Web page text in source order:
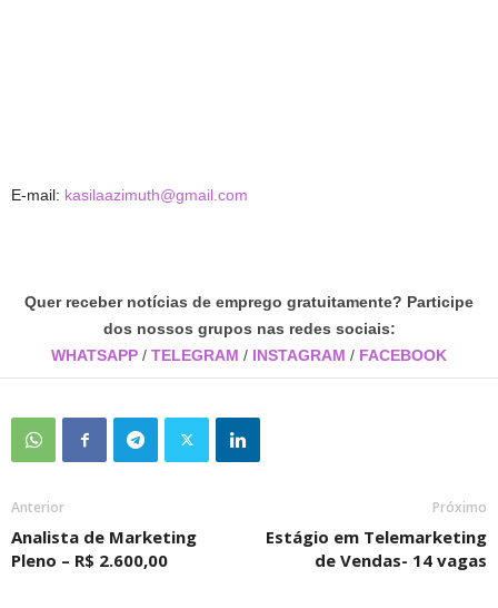
E-mail: kasilaazimuth@gmail.com
Quer receber notícias de emprego gratuitamente? Participe
dos nossos grupos nas redes sociais:
WHATSAPP / TELEGRAM / INSTAGRAM / FACEBOOK
Anterior
Analista de Marketing
Pleno – R$ 2.600,00
Próximo
Estágio em Telemarketing
de Vendas- 14 vagas